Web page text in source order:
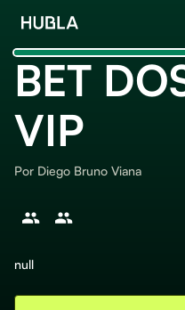
BET
VIP
Por Diego Bruno Viana
null